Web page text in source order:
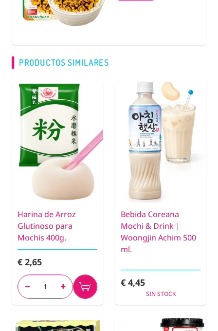
COMPRAR
PRODUCTOS SIMILARES
Harina de Arroz
Glutinoso para
Mochis 400g.
€ 2,65
Bebida Coreana
Mochi & Drink |
Woongjin Achim 500
ml.
€ 4,45
SIN STOCK